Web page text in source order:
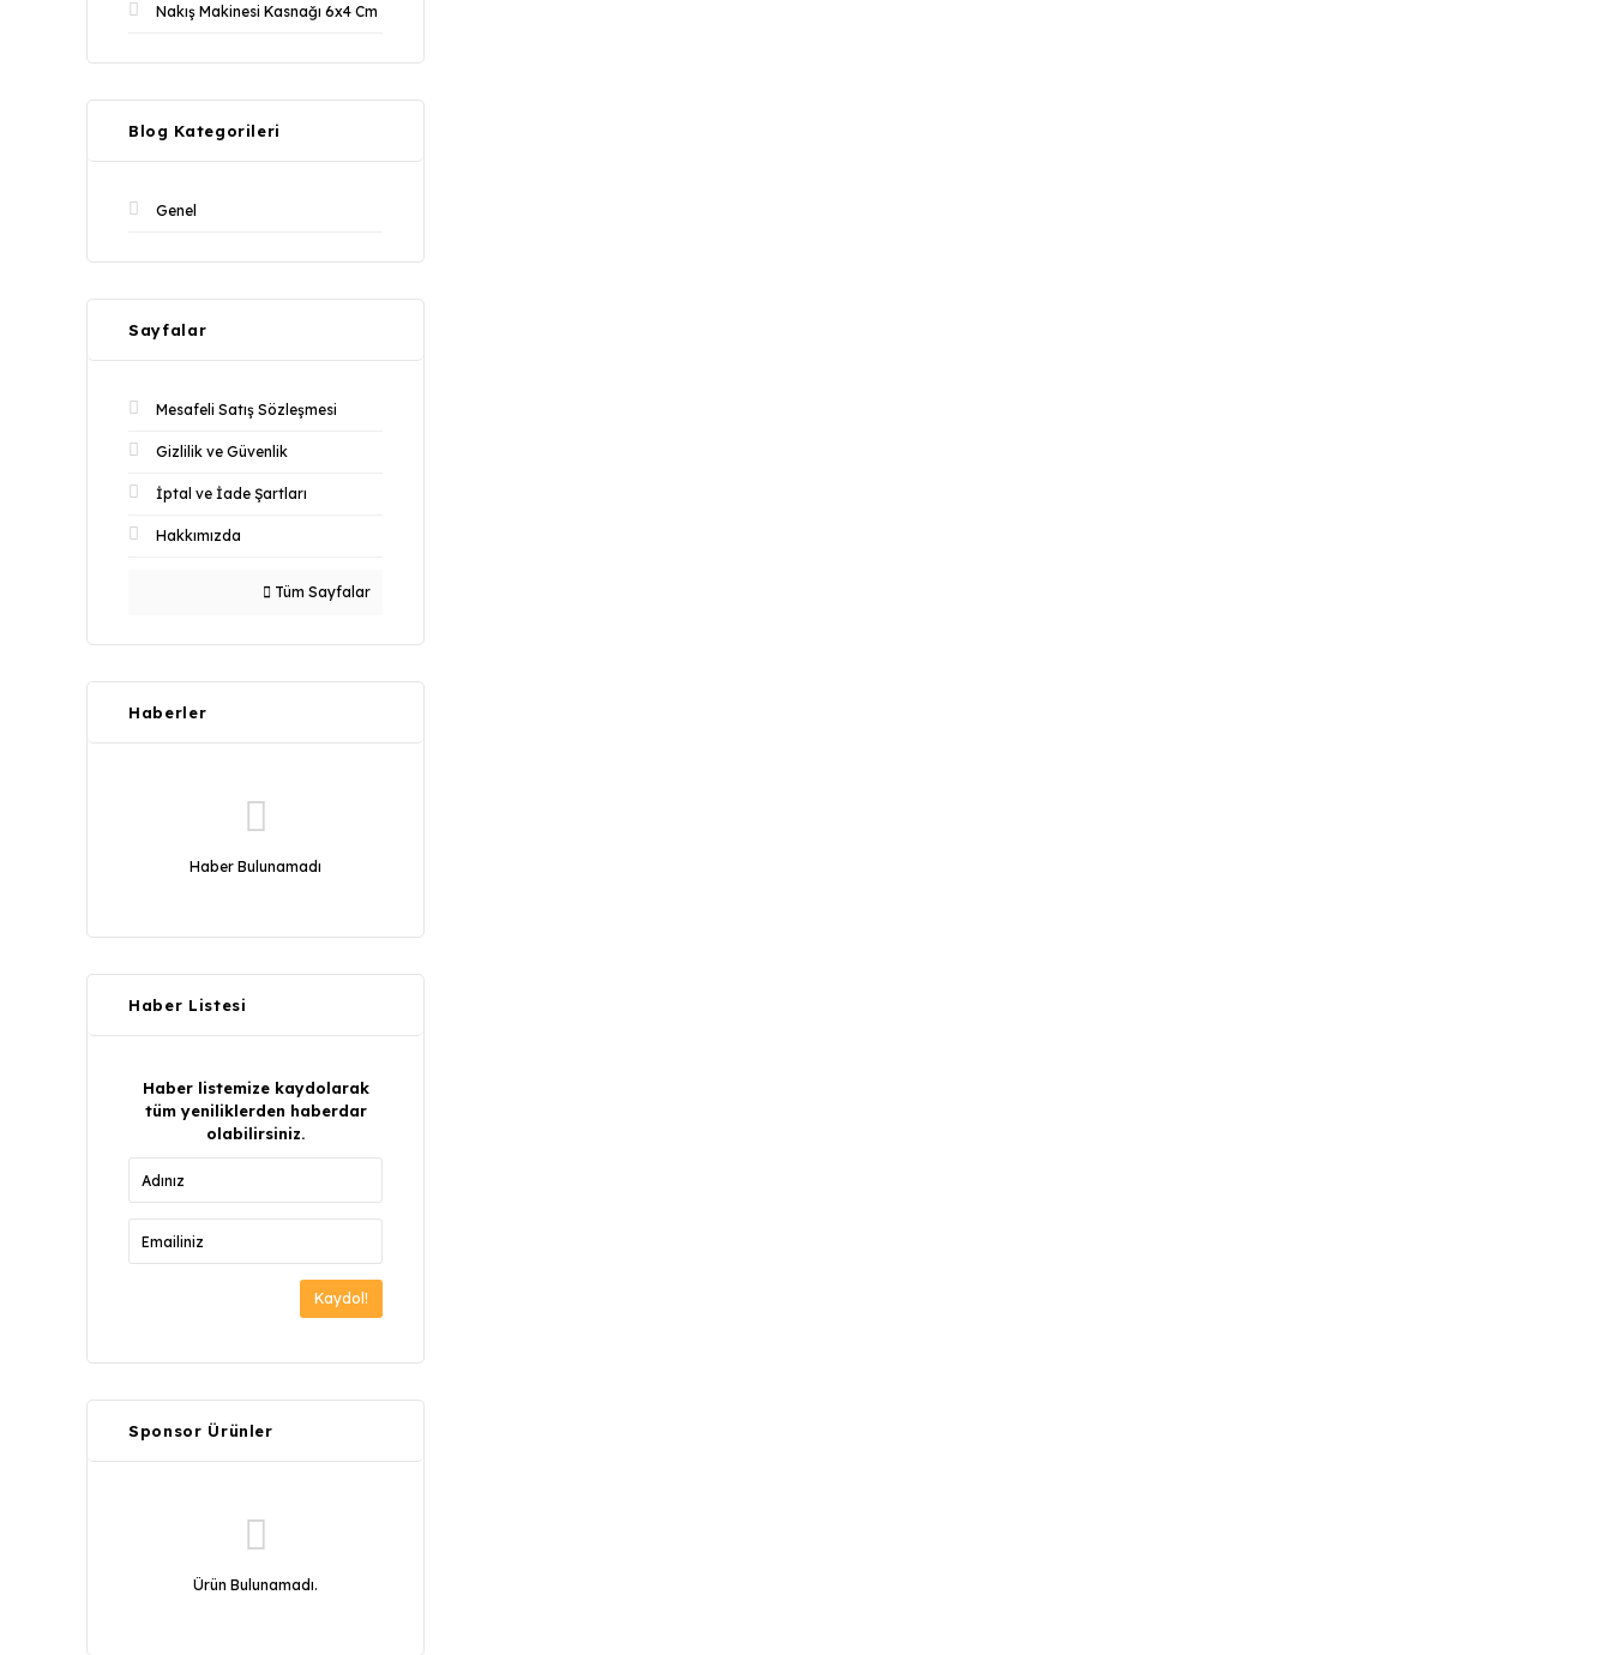
Nakış Makinesi Kasnağı 6x4 Cm
Blog Kategorileri
Genel
Sayfalar
Mesafeli Satış Sözleşmesi
Gizlilik ve Güvenlik
İptal ve İade Şartları
Hakkımızda
Tüm Sayfalar
Haberler
Haber Bulunamadı
Haber Listesi
Haber listemize kaydolarak
tüm yeniliklerden haberdar
olabilirsiniz.
Kaydol!
Sponsor Ürünler
Ürün Bulunamadı.